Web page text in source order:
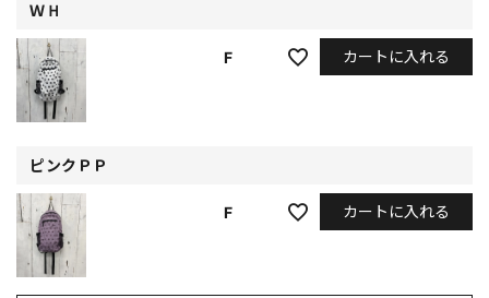
ＷＨ
F カートに入れる
ピンクＰＰ
F カートに入れる